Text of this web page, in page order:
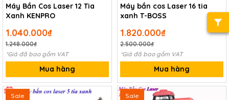
Máy Bắn Cos Laser 12 Tia
Xanh KENPRO
1.040.000₫
1.248.000₫
*Giá đã bao gồm VAT
Mua hàng
Máy bắn cos Laser 16 tia
xanh T-BOSS
1.820.000₫
2.500.000₫
*Giá đã bao gồm VAT
Mua hàng
Sale Sale